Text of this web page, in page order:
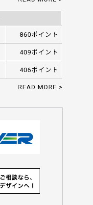
860ポイント
409ポイント
406ポイント
READ MORE >